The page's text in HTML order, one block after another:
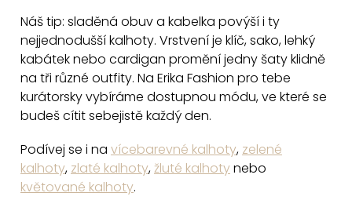
p
r
v
k
y
v
ý
p
Náš tip: sladěná obuv a kabelka povýší i ty
nejjednodušší kalhoty. Vrstvení je klíč, sako, lehký
kabátek nebo cardigan promění jedny šaty klidně
na tři různé outfity. Na Erika Fashion pro tebe
kurátorsky vybíráme dostupnou módu, ve které se
budeš cítit sebejistě každý den.
Podívej se i na vícebarevné kalhoty, zelené
kalhoty, zlaté kalhoty,žluté kalhotynebo
květované kalhoty.